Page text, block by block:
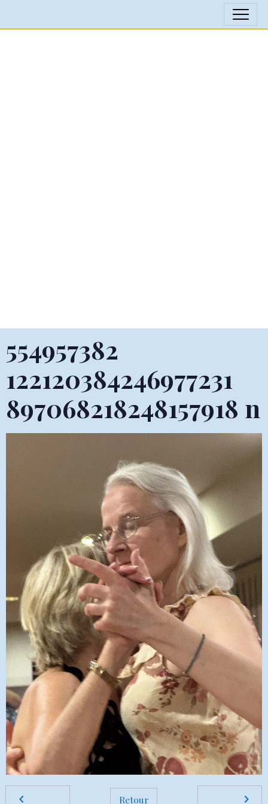
554957382
122120384246977231
897068218248157918 n
Retour